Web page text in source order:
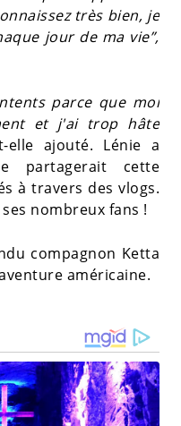
très bien, je
jour de ma vie”,
parce que moi
et j'ai trop hâte
elle ajouté. Lénie a
partagerait cette
à travers des vlogs.
nombreux fans !
compagnon Ketta
américaine.